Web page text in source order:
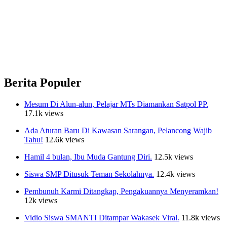
Berita Populer
Mesum Di Alun-alun, Pelajar MTs Diamankan Satpol PP.
17.1k views
Ada Aturan Baru Di Kawasan Sarangan, Pelancong Wajib
Tahu! 12.6k views
Hamil 4 bulan, Ibu Muda Gantung Diri. 12.5k views
Siswa SMP Ditusuk Teman Sekolahnya. 12.4k views
Pembunuh Karmi Ditangkap, Pengakuannya Menyeramkan!
12k views
Vidio Siswa SMANTI Ditampar Wakasek Viral. 11.8k views